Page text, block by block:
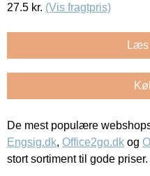
27.5 kr. (Vis fragtpris)
Læs
De mest populære
Engsig.dk, Office2go.dk og
stort sortiment til gode priser.